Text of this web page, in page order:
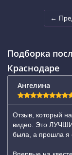
←
Подборка
Краснодаре
Ангелина
Отзыв, который
видео. Это
была, а прошла я